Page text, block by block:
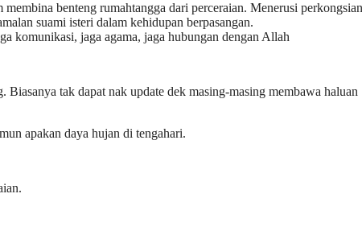
benteng rumahtangga dari perceraian. Menerusi
suami isteri dalam kehidupan berpasangan.
tak dapat nak update dek masing-masing membawa haluan
apakan daya hujan di tengahari.